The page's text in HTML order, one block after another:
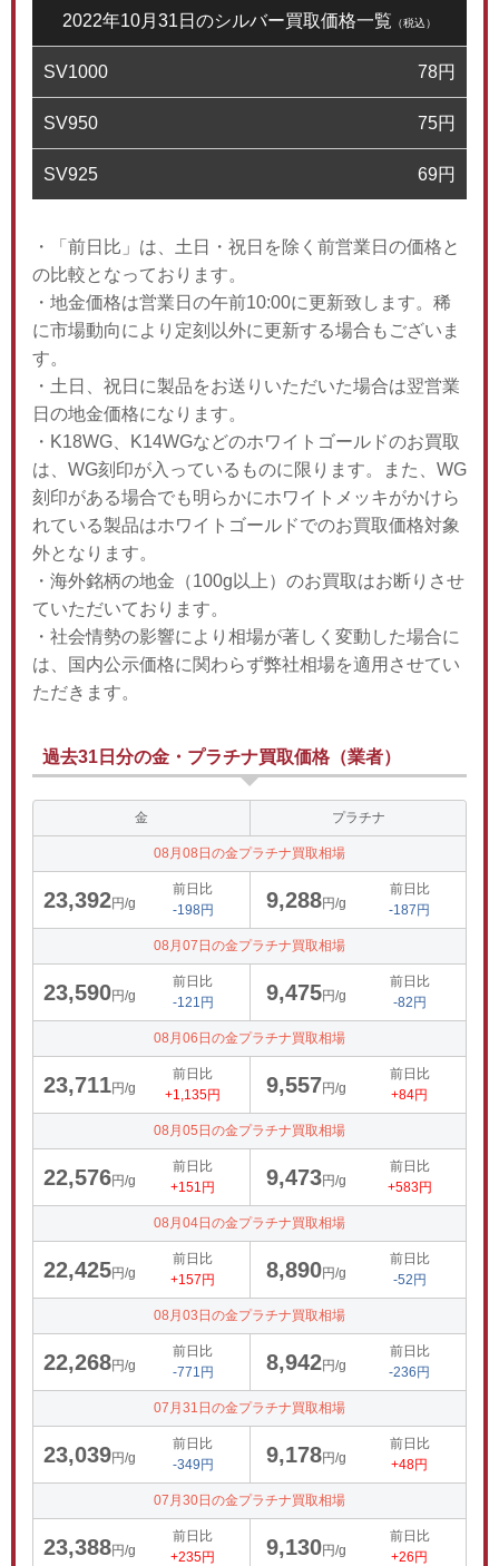
2022年10月31日のシルバー買取価格一覧 （税込）
SV1000 78円
SV950 75円
SV925 69円
・「前日比」は、土日・祝日を除く前営業日の価格と
の比較となっております。
・地金価格は営業日の午前10:00に更新致します。稀
に市場動向により定刻以外に更新する場合もございま
す。
・土日、祝日に製品をお送りいただいた場合は翌営業
日の地金価格になります。
・K18WG、K14WGなどのホワイトゴールドのお買取
は、WG刻印が入っているものに限ります。また、WG
刻印がある場合でも明らかにホワイトメッキがかけら
れている製品はホワイトゴールドでのお買取価格対象
外となります。
・海外銘柄の地金（100g以上）のお買取はお断りさせ
ていただいております。
・社会情勢の影響により相場が著しく変動した場合に
は、国内公示価格に関わらず弊社相場を適用させてい
ただきます。
過去31日分の金・プラチナ買取価格（業者）
金 プラチナ
08月08日の金プラチナ買取相場
23,392円/g
前日比
-198円
9,288円/g
前日比
-187円
08月07日の金プラチナ買取相場
23,590円/g
前日比
-121円
9,475円/g
前日比
-82円
08月06日の金プラチナ買取相場
23,711円/g
前日比
+1,135円
9,557円/g
前日比
+84円
08月05日の金プラチナ買取相場
22,576円/g
前日比
+151円
9,473円/g
前日比
+583円
08月04日の金プラチナ買取相場
22,425円/g
前日比
+157円
8,890円/g
前日比
-52円
08月03日の金プラチナ買取相場
22,268円/g
前日比
-771円
8,942円/g
前日比
-236円
07月31日の金プラチナ買取相場
23,039円/g
前日比
-349円
9,178円/g
前日比
+48円
07月30日の金プラチナ買取相場
23,388円/g
前日比
+235円
9,130円/g
前日比
+26円